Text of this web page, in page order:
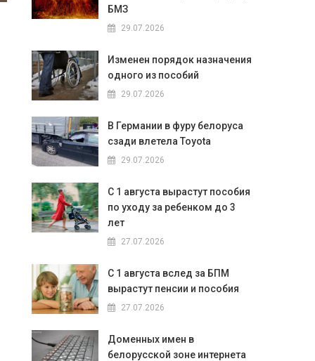
БМЗ
29.07.2026
Изменен порядок назначения
одного из пособий
29.07.2026
В Германии в фуру белоруса
сзади влетела Toyota
29.07.2026
С 1 августа вырастут пособия
по уходу за ребенком до 3
лет
27.07.2026
С 1 августа вслед за БПМ
вырастут пенсии и пособия
27.07.2026
Доменных имен в
белорусской зоне интернета